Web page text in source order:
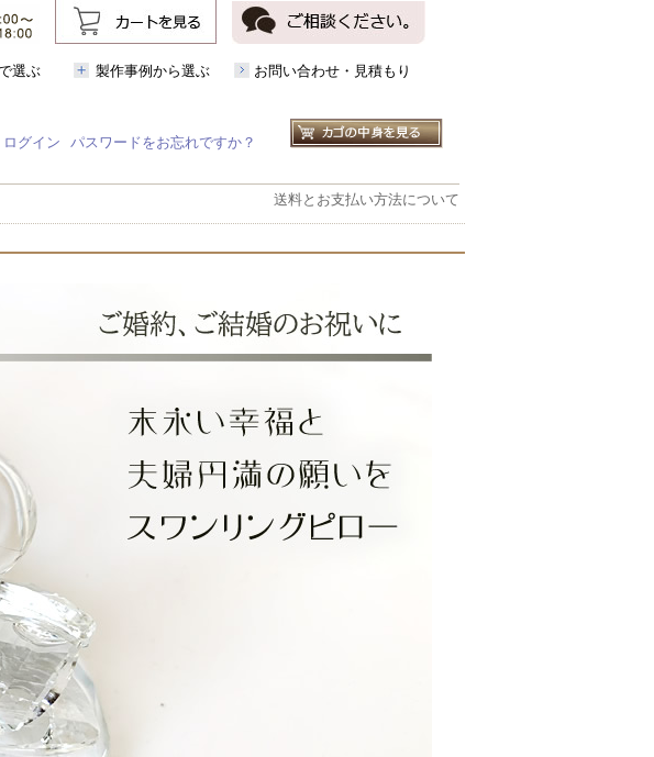
選ぶ 製作事例から選ぶ お問い合わせ・見積もり
ログイン パスワードをお忘れですか？
送料とお支払い方法について